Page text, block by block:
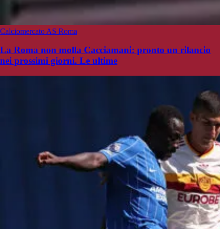
Calciomercato AS Roma
La Roma non molla Cacciamani: pronto un rilancio
nei prossimi giorni. Le ultime